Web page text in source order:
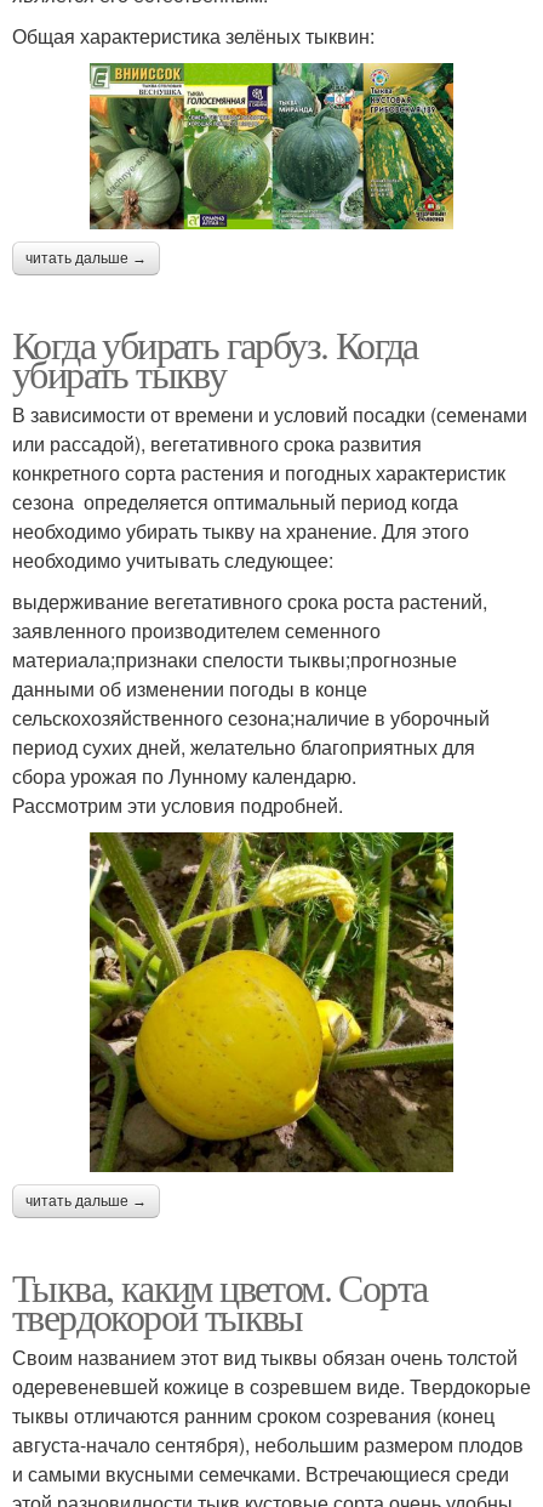
Общая характеристика зелёных тыквин:
читать дальше →
Когда убирать гарбуз. Когда
убирать тыкву
В зависимости от времени и условий посадки (семенами
или рассадой), вегетативного срока развития
конкретного сорта растения и погодных характеристик
сезона определяется оптимальный период когда
необходимо убирать тыкву на хранение. Для этого
необходимо учитывать следующее:
выдерживание вегетативного срока роста растений,
заявленного производителем семенного
материала;признаки спелости тыквы;прогнозные
данными об изменении погоды в конце
сельскохозяйственного сезона;наличие в уборочный
период сухих дней, желательно благоприятных для
сбора урожая по Лунному календарю.
Рассмотрим эти условия подробней.
читать дальше →
Тыква, каким цветом. Сорта
твердокорой тыквы
Своим названием этот вид тыквы обязан очень толстой
одеревеневшей кожице в созревшем виде. Твердокорые
тыквы отличаются ранним сроком созревания (конец
августа-начало сентября), небольшим размером плодов
и самыми вкусными семечками. Встречающиеся среди